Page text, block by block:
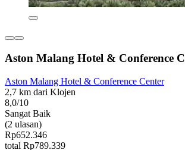
Aston Malang Hotel & Conference
Aston Malang Hotel & Conference Center
2,7 km dari Klojen
8,0/10
Sangat Baik
(2 ulasan)
Rp652.346
total Rp789.339